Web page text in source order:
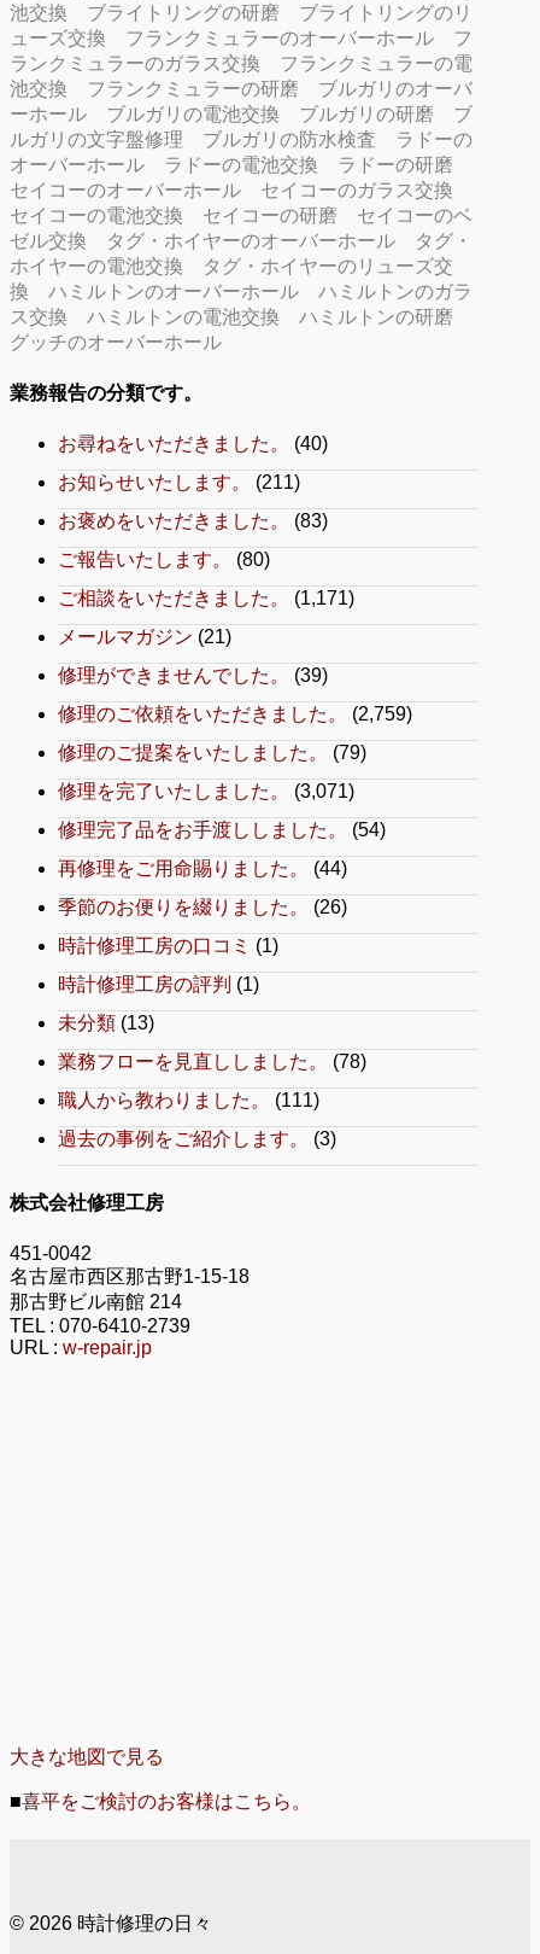
池交換
ブライトリングの研磨
ブライトリングのリ
ューズ交換
フランクミュラーのオーバーホール
フ
ランクミュラーのガラス交換
フランクミュラーの電
池交換
フランクミュラーの研磨
ブルガリのオーバ
ーホール
ブルガリの電池交換 ブルガリの研磨
ブ
ルガリの文字盤修理
ブルガリの防水検査
ラドーの
オーバーホール
ラドーの電池交換
ラドーの研磨
セイコーのオーバーホール
セイコーのガラス交換
セイコーの電池交換
セイコーの研磨
セイコーのベ
ゼル交換
タグ・ホイヤーのオーバーホール
タグ・
ホイヤーの電池交換
タグ・ホイヤーのリューズ交
換
ハミルトンのオーバーホール
ハミルトンのガラ
ス交換
ハミルトンの電池交換
ハミルトンの研磨
グッチのオーバーホール
業務報告の分類です。
お尋ねをいただきました。
(40)
お知らせいたします。
(211)
お褒めをいただきました。
(83)
ご報告いたします。
(80)
ご相談をいただきました。
(1,171)
メールマガジン (21)
修理ができませんでした。
(39)
修理のご依頼をいただきました。
(2,759)
修理のご提案をいたしました。
(79)
修理を完了いたしました。
(3,071)
修理完了品をお手渡ししました。
(54)
再修理をご用命賜りました。
(44)
季節のお便りを綴りました。
(26)
時計修理工房の口コミ (1)
時計修理工房の評判 (1)
未分類 (13)
業務フローを見直ししました。
(78)
職人から教わりました。
(111)
過去の事例をご紹介します。
(3)
株式会社修理工房
451-0042
名古屋市西区那古野1-15-18
那古野ビル南館 214
TEL : 070-6410-2739
URL : w-repair.jp
大きな地図で見る
■喜平をご検討のお客様はこちら。
© 2026 時計修理の日々